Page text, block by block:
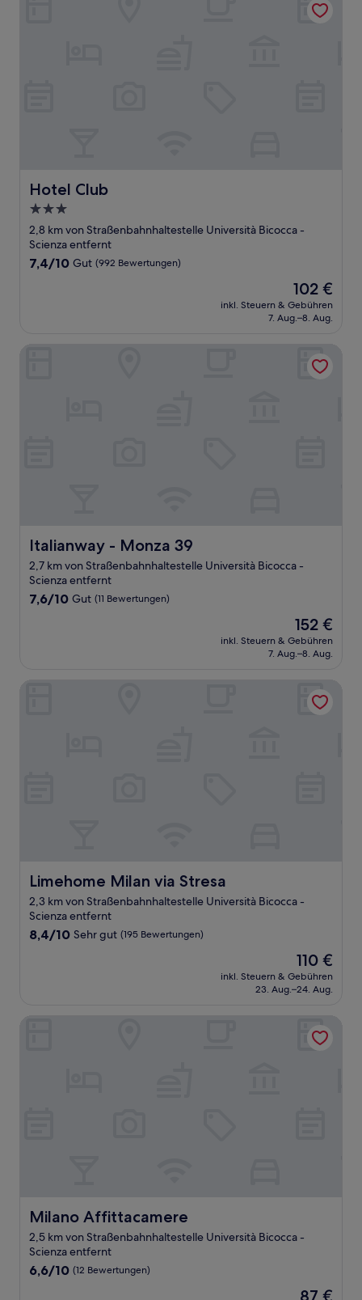
Hotel Club
Hotel Club
3.0-
Sterne-
Unterkunft
2,8 km von Straßenbahnhaltestelle Università Bicocca -
Scienza entfernt
7.4
7,4/10 Gut (992 Bewertungen)
Der
Preis
beträgt
102 €
inkl. Steuern & Gebühren
7. Aug.–8. Aug.
Italianway - Monza 39
Italianway - Monza 39
2,7 km von Straßenbahnhaltestelle Università Bicocca -
Scienza entfernt
7.6
7,6/10 Gut (11 Bewertungen)
Der
Preis
beträgt
152 €
inkl. Steuern & Gebühren
7. Aug.–8. Aug.
Limehome Milan via Stresa
Limehome Milan via Stresa
2,3 km von Straßenbahnhaltestelle Università Bicocca -
Scienza entfernt
8.4
Bewertungen)
8,4/10 Sehr gut (195 Bewertungen)
Der
Preis
beträgt
110 €
inkl. Steuern & Gebühren
23. Aug.–24. Aug.
Milano Affittacamere
Milano Affittacamere
2,5 km von Straßenbahnhaltestelle Università Bicocca -
Scienza entfernt
6.6
6,6/10 (12 Bewertungen)
Der
87 €